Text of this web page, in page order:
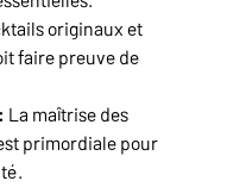
originaux et
faire preuve de
La maîtrise des
primordiale pour